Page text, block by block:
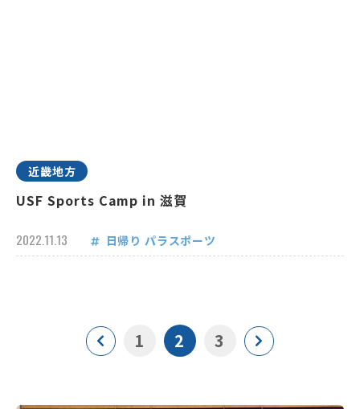
近畿地方
USF Sports Camp in 滋賀
2022.11.13 日帰り パラスポーツ
1 2 3